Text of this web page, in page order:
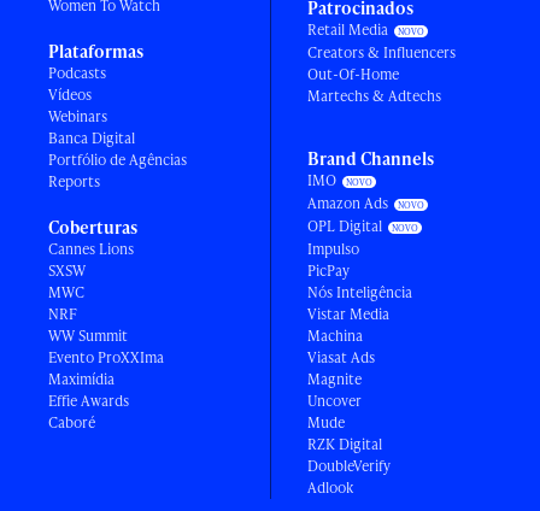
Women To Watch
Plataformas
Podcasts
Vídeos
Webinars
Banca Digital
Portfólio de Agências
Reports
Coberturas
Cannes Lions
SXSW
MWC
NRF
WW Summit
Evento ProXXIma
Maximídia
Effie Awards
Caboré
Patrocinados
Retail Media
Creators & Influencers
Out-Of-Home
Martechs & Adtechs
Brand Channels
IMO
Amazon Ads
OPL Digital
Impulso
PicPay
Nós Inteligência
Vistar Media
Machina
Viasat Ads
Magnite
Uncover
Mude
RZK Digital
DoubleVerify
Adlook